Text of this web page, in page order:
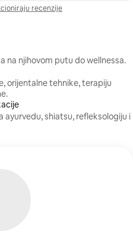
recenzije
na njihovom putu do wellnessa.
orijentalne tehnike, terapiju
ayurvedu, shiatsu, refleksologiju i